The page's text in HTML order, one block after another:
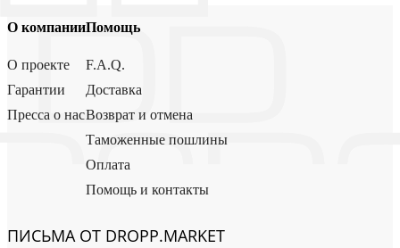
О компании
О проекте
Гарантии
Пресса о нас
Помощь
F.A.Q.
Доставка
Возврат и отмена
Таможенные пошлины
Оплата
Помощь и контакты
ПИСЬМА ОТ DROPP.MARKET